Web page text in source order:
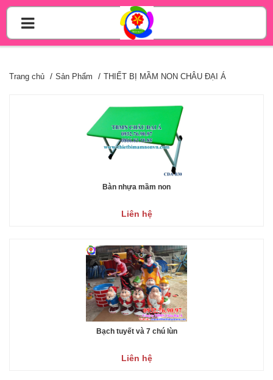
Trang chủ Sản Phẩm THIẾT BỊ MẦM NON CHÂU ĐẠI Á
Bàn nhựa mầm non
Liên hệ
Bạch tuyết và 7 chú lùn
Liên hệ